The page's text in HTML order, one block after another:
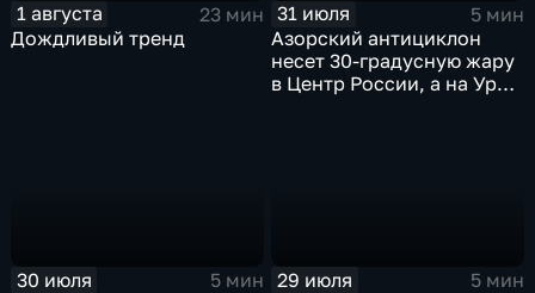
1 августа
23 мин
Дождливый тренд
31 июля
5 мин
Азорский антициклон
несет 30-градусную жару
в Центр России, а на Урал
30 июля
5 мин
29 июля
5 мин